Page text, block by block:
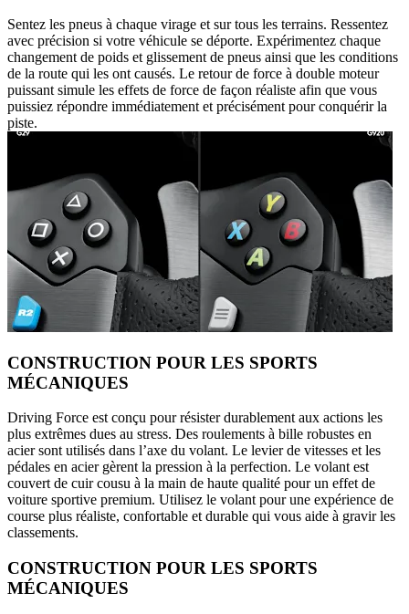
Sentez les pneus à chaque virage et sur tous les terrains. Ressentez
avec précision si votre véhicule se déporte. Expérimentez chaque
changement de poids et glissement de pneus ainsi que les conditions
de la route qui les ont causés. Le retour de force à double moteur
puissant simule les effets de force de façon réaliste afin que vous
puissiez répondre immédiatement et précisément pour conquérir la
piste.
CONSTRUCTION POUR LES SPORTS
MÉCANIQUES
Driving Force est conçu pour résister durablement aux actions les
plus extrêmes dues au stress. Des roulements à bille robustes en
acier sont utilisés dans l’axe du volant. Le levier de vitesses et les
pédales en acier gèrent la pression à la perfection. Le volant est
couvert de cuir cousu à la main de haute qualité pour un effet de
voiture sportive premium. Utilisez le volant pour une expérience de
course plus réaliste, confortable et durable qui vous aide à gravir les
classements.
CONSTRUCTION POUR LES SPORTS
MÉCANIQUES